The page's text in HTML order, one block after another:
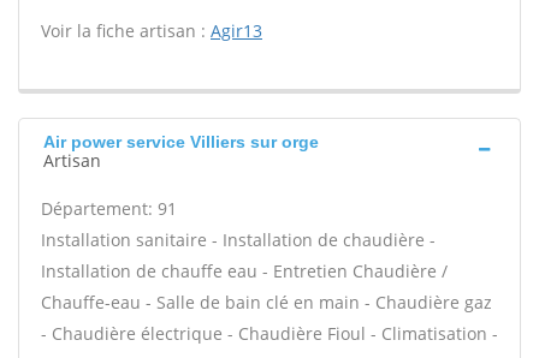
Voir la fiche artisan : Agir13
Air power service Villiers sur orge
Artisan
Département: 91
Installation sanitaire - Installation de chaudière -
Installation de chauffe eau - Entretien Chaudière /
Chauffe-eau - Salle de bain clé en main - Chaudière gaz
- Chaudière électrique - Chaudière Fioul - Climatisation -